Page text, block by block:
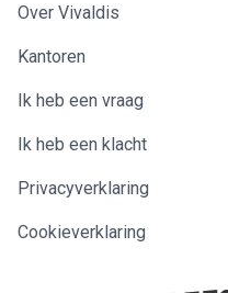
Over Vivaldis
Kantoren
Ik heb een vraag
Ik heb een klacht
Privacyverklaring
Cookieverklaring